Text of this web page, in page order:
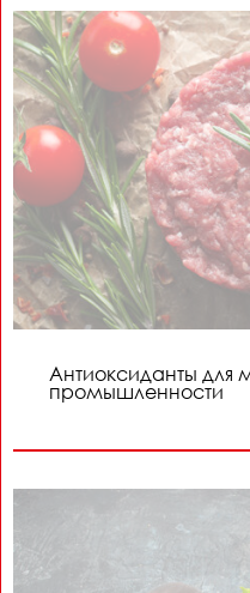
Антиоксиданты для
промышленности